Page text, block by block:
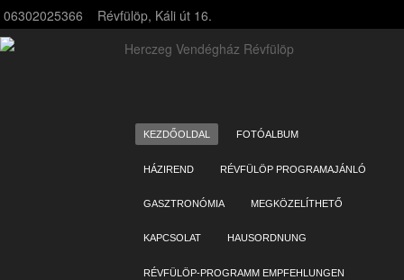
06302025366 Révfülöp, Káli út 16.
Menu
SKIP TO CONTENT
KEZDŐOLDAL FOTÓALBUM
HÁZIREND RÉVFÜLÖP PROGRAMAJÁNLÓ
GASZTRONÓMIA MEGKÖZELÍTHETŐ
KAPCSOLAT HAUSORDNUNG
RÉVFÜLÖP-PROGRAMM EMPFEHLUNGEN